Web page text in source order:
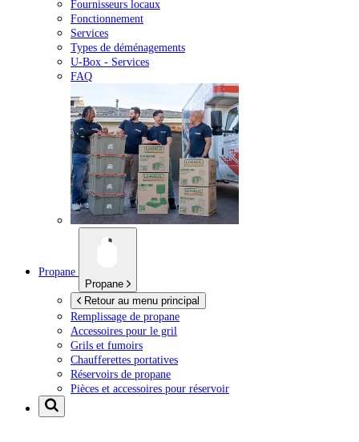
Fournisseurs locaux
Fonctionnement
Services
Types de déménagements
U-Box - Services
FAQ
Propane
Propane
Retour au menu principal
Remplissage de propane
Accessoires pour le gril
Grils et fumoirs
Chaufferettes portatives
Réservoirs de propane
Pièces et accessoires pour réservoir